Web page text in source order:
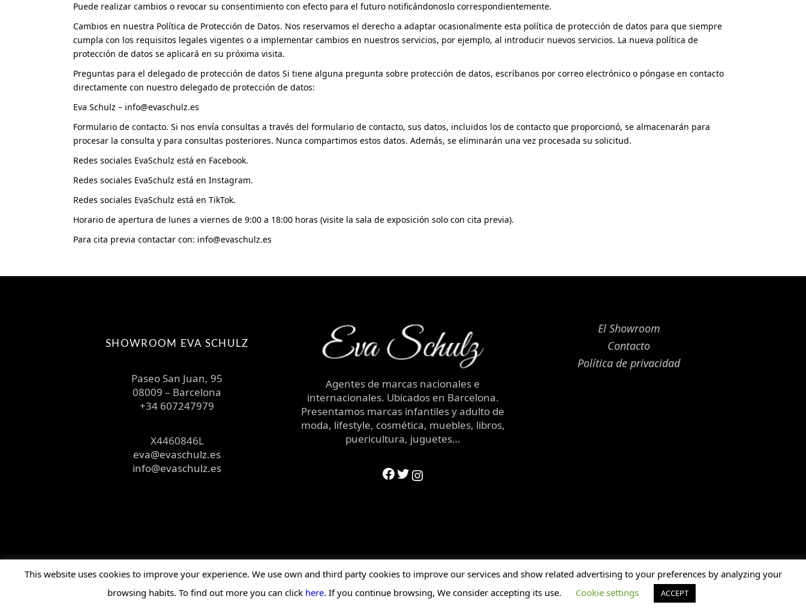
Puede realizar cambios o revocar su consentimiento con efecto para el futuro notificándonoslo correspondientemente.
Cambios en nuestra Política de Protección de Datos. Nos reservamos el derecho a adaptar ocasionalmente esta política de protección de datos para que siempre
cumpla con los requisitos legales vigentes o a implementar cambios en nuestros servicios, por ejemplo, al introducir nuevos servicios. La nueva política de
protección de datos se aplicará en su próxima visita.
Preguntas para el delegado de protección de datos Si tiene alguna pregunta sobre protección de datos, escríbanos por correo electrónico o póngase en contacto
directamente con nuestro delegado de protección de datos:
Eva Schulz – info@evaschulz.es
Formulario de contacto. Si nos envía consultas a través del formulario de contacto, sus datos, incluidos los de contacto que proporcionó, se almacenarán para
procesar la consulta y para consultas posteriores. Nunca compartimos estos datos. Además, se eliminarán una vez procesada su solicitud.
Redes sociales EvaSchulz está en Facebook.
Redes sociales EvaSchulz está en Instagram.
Redes sociales EvaSchulz está en TikTok.
Horario de apertura de lunes a viernes de 9:00 a 18:00 horas (visite la sala de exposición solo con cita previa).
Para cita previa contactar con: info@evaschulz.es
SHOWROOM EVA SCHULZ
Paseo San Juan, 95
08009 – Barcelona
+34 607247979
X4460846L
eva@evaschulz.es
info@evaschulz.es
Agentes de marcas nacionales e
internacionales. Ubicados en Barcelona.
Presentamos marcas infantiles y adulto de
moda, lifestyle, cosmética, muebles, libros,
puericultura, juguetes…
Facebook
Twitter
Instagram
El Showroom
Contacto
Política de privacidad
This website uses cookies to improve your experience. We use own and third party cookies to improve our services and show related advertising to your preferences by analyzing your
browsing habits. To find out more you can click here. If you continue browsing, We consider accepting its use. Cookie settings ACCEPT
Este sistema solo acepta pre-pedidos. Los pedidos realizados se enviarán a la marca correspondiente para su confirmación oficial. El stock oficial no se reflejará en este
b2b. Cada pedido es individual por marca.Descartar